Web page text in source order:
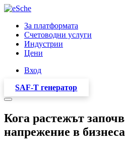
За платформата
Счетоводни услуги
Индустрии
Цени
Вход
SAF-T генератор
Кога растежът
напрежение в бизнеса